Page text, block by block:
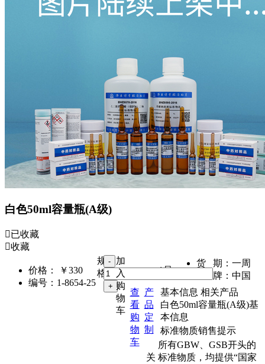
白色50ml容量瓶(A级)
已收藏
收藏
价格：
￥330
编号： 1-8654-25
货 期： 一周
品 牌： 中国
规
格：
1只
加
入
购
物
车
查
看
购
物
车
产
品
定
制
基本信息 相关产品
白色50ml容量瓶(A级)基
本信息
标准物质销售提示
关
所有GBW、GSB开头的
标准物质，均提供“国家